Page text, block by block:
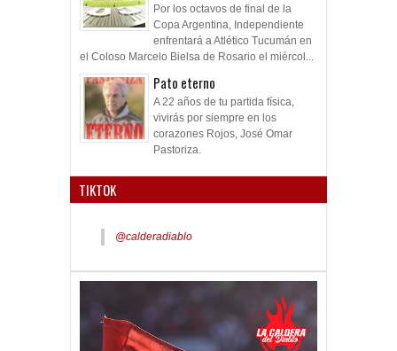
Por los octavos de final de la
Copa Argentina, Independiente
enfrentará a Atlético Tucumán en
el Coloso Marcelo Bielsa de Rosario el miércol...
Pato eterno
A 22 años de tu partida física,
vivirás por siempre en los
corazones Rojos, José Omar
Pastoriza.
TIKTOK
@calderadiablo